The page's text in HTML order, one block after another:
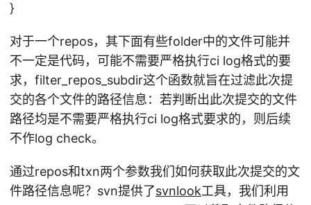
}
对于一个repos，其下面有些folder中的文件可能并
不一定是代码，可能不需要严格执行ci log格式的要
求，filter_repos_subdir这个函数就旨在过滤此次提
交的各个文件的路径信息：若判断出此次提交的文件
路径均是不需要严格执行ci log格式要求的，则后续
不作log check。
通过repos和txn两个参数我们如何获取此次提交的文
件路径信息呢？svn提供了svnlook工具，我们利用